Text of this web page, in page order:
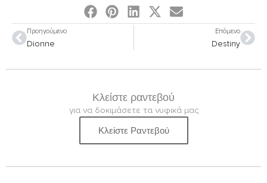
PrevΠροηγούμενο
Dionne
Επόμενο
Destiny
Κλείστε ραντεβού
για να δοκιμάσετε τα νυφικά μας
Κλείστε Ραντεβού